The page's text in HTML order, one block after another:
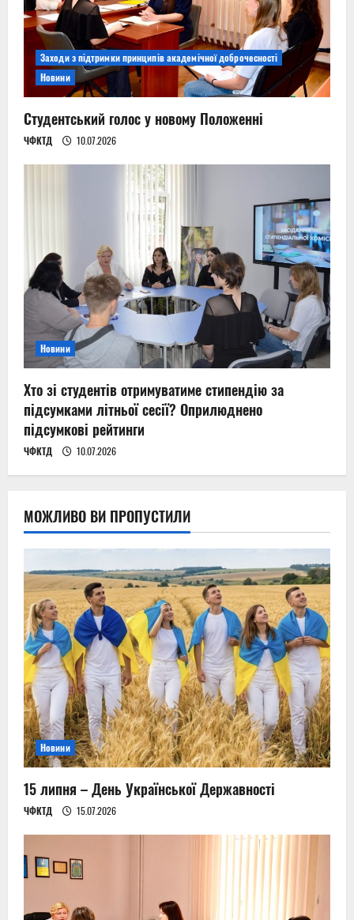
Заходи з підтримки принципів академічної доброчесності
Новини
Студентський голос у новому Положенні
ЧФКТД 10.07.2026
Новини
Хто зі студентів отримуватиме стипендію за
підсумками літньої сесії? Оприлюднено
підсумкові рейтинги
ЧФКТД 10.07.2026
МОЖЛИВО ВИ ПРОПУСТИЛИ
Новини
15 липня – День Української Державності
ЧФКТД 15.07.2026